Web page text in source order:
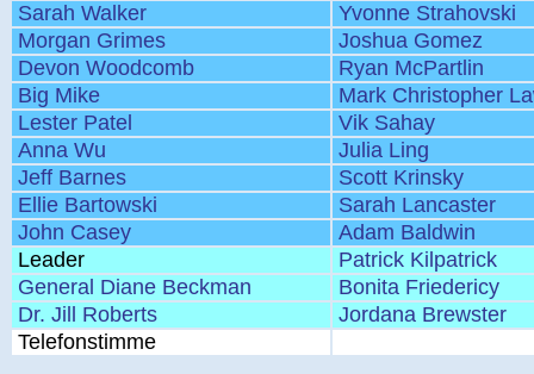
Sarah Walker
Yvonne Strahovski
Morgan Grimes
Joshua Gomez
Devon Woodcomb
Ryan McPartlin
Big Mike
Mark Christopher
Lester Patel
Vik Sahay
Anna Wu
Julia Ling
Jeff Barnes
Scott Krinsky
Ellie Bartowski
Sarah Lancaster
John Casey
Adam Baldwin
Leader
Patrick Kilpatrick
General Diane Beckman
Bonita Friedericy
Dr. Jill Roberts
Jordana Brewster
Telefonstimme